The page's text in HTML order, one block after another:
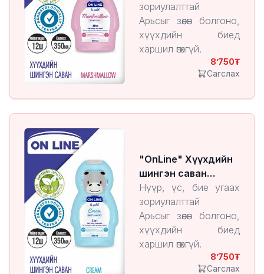
зориулалттай
Арьсыг зөөлөн болгоно,
хүүхдийн биед
харшил өгөхгүй.
8’750
Сагслах
"OnLine" Хүүхдийн
шингэн саван
Cream
Нүүр, үс, бие угаах
зориулалттай
Арьсыг зөөлөн болгоно,
хүүхдийн биед
харшил өгөхгүй.
8’750
Сагслах